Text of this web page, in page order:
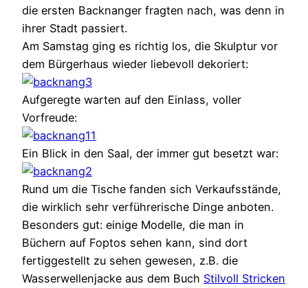
die ersten Backnanger fragten nach, was denn in
ihrer Stadt passiert.
Am Samstag ging es richtig los, die Skulptur vor
dem Bürgerhaus wieder liebevoll dekoriert:
Aufgeregte warten auf den Einlass, voller
Vorfreude:
Ein Blick in den Saal, der immer gut besetzt war:
Rund um die Tische fanden sich Verkaufsstände,
die wirklich sehr verführerische Dinge anboten.
Besonders gut: einige Modelle, die man in
Büchern auf Foptos sehen kann, sind dort
fertiggestellt zu sehen gewesen, z.B. die
Wasserwellenjacke aus dem Buch Stilvoll Stricken